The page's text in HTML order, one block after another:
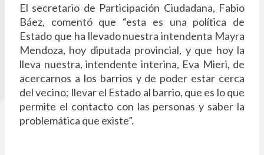
El secretario de Participación Ciudadana, Fabio
Báez, comentó que “esta es una política de
Estado que ha llevado nuestra intendenta Mayra
Mendoza, hoy diputada provincial, y que hoy la
lleva nuestra, intendente interina, Eva Mieri, de
acercarnos a los barrios y de poder estar cerca
del vecino; llevar el Estado al barrio, que es lo que
permite el contacto con las personas y saber la
problemática que existe”.